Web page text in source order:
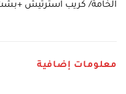
الخامة/ كريب استرتيش
معلومات إضافية